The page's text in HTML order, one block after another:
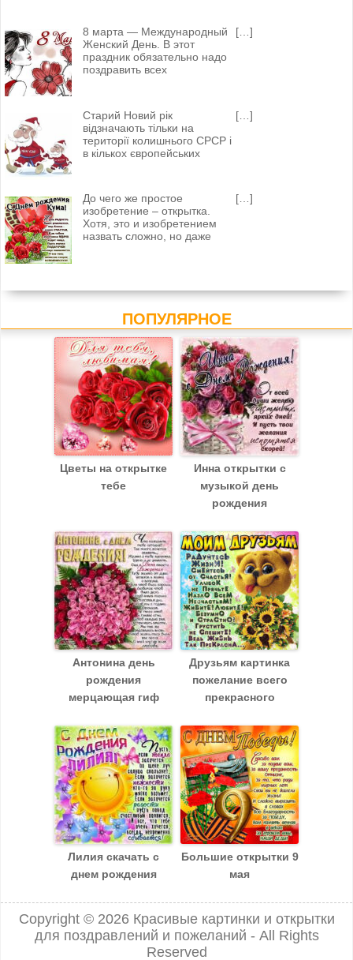
8 марта — Международный
Женский День. В этот
праздник обязательно надо
поздравить всех
[…]
Старий Новий рік
відзначають тільки на
території колишнього СРСР і
в кількох європейських
[…]
До чего же простое
изобретение – открытка.
Хотя, это и изобретением
назвать сложно, но даже
[…]
ПОПУЛЯРНОЕ
Цветы на открытке
тебе
Инна открытки с
музыкой день
рождения
Антонина день
рождения
мерцающая гиф
Друзьям картинка
пожелание всего
прекрасного
Лилия скачать c
днем рождения
Большие открытки 9
мая
Copyright © 2026 Красивые картинки и открытки
для поздравлений и пожеланий - All Rights
Reserved